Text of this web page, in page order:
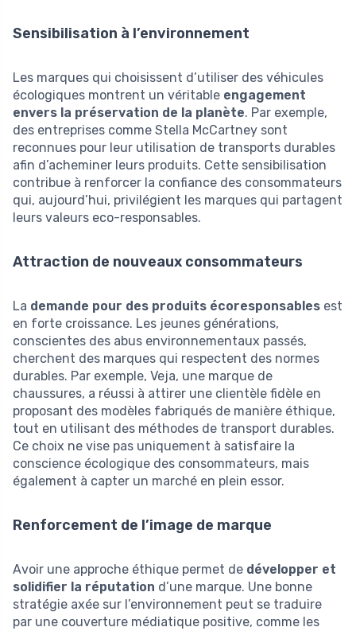
Sensibilisation à l’environnement
Les marques qui choisissent d’utiliser des véhicules
écologiques montrent un véritable engagement
envers la préservation de la planète. Par exemple,
des entreprises comme Stella McCartney sont
reconnues pour leur utilisation de transports durables
afin d’acheminer leurs produits. Cette sensibilisation
contribue à renforcer la confiance des consommateurs
qui, aujourd’hui, privilégient les marques qui partagent
leurs valeurs eco-responsables.
Attraction de nouveaux consommateurs
La demande pour des produits écoresponsables est
en forte croissance. Les jeunes générations,
conscientes des abus environnementaux passés,
cherchent des marques qui respectent des normes
durables. Par exemple, Veja, une marque de
chaussures, a réussi à attirer une clientèle fidèle en
proposant des modèles fabriqués de manière éthique,
tout en utilisant des méthodes de transport durables.
Ce choix ne vise pas uniquement à satisfaire la
conscience écologique des consommateurs, mais
également à capter un marché en plein essor.
Renforcement de l’image de marque
Avoir une approche éthique permet de développer et
solidifier la réputation d’une marque. Une bonne
stratégie axée sur l’environnement peut se traduire
par une couverture médiatique positive, comme les